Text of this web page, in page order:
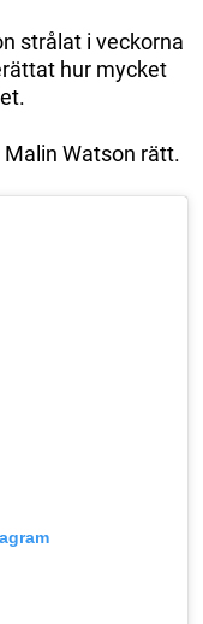
strålat i veckorna
hur mycket
Watson rätt.